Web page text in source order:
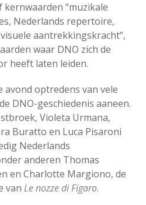
“muzikale
Nederlands repertoire,
aantrekkingskracht”,
waar DNO zich de
heeft laten leiden.
avond optredens van vele
DNO-geschiedenis aaneen.
Violeta Urmana,
Buratto en Luca Pisaroni
Nederlands
anderen Thomas
en Charlotte Margiono, de
van Le nozze di Figaro.